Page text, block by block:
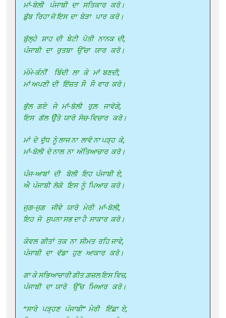
ਮਾਂ-ਬੋਲੀ ਪੰਜਾਬੀ ਦਾ ਸਤਿਕਾਰ ਕਰੋ।
ਡੁੱਬ ਰਿਹਾ ਜੋ ਇਸ ਦਾ ਬੇੜਾ ਪਾਰ ਕਰੋ।
ਬੁੱਲ੍ਹੇ ਸ਼ਾਹ ਦੀ ਬੇਟੀ ਪੋਤੀ ਨਾਨਕ ਦੀ,
ਪੰਜਾਬੀ ਦਾ ਰੁਤਬਾ ਉੱਚਾ ਯਾਰ ਕਰੋ।
ਮੰਮੇ-ਕੰਨੀਂ ਬਿੰਦੀ ਲਾ ਕੇ ਮਾਂ ਬਣਦੀ,
ਮਾਂ ਅਪਣੀ ਦੀ ਇੱਜ਼ਤ ਸੌ ਸੌ ਵਾਰ ਕਰੋ।
ਭੁੱਲ ਗਏ ਜੇ ਮਾਂ-ਬੋਲੀ ਰੁਲ਼ ਜਾਵੋਗੇ,
ਇਸ ਗੱਲ ਉੁੱਤੇ ਯਾਰੋ ਸੋਚ-ਵਿਚਾਰ ਕਰੋ।
ਮਾਂ ਦੇ ਦੁੱਧ ਨੂੰ ਲਾਜ ਨਾ ਲਾਵੋ ਨਾ ਪੜ੍ਹ ਕੇ,
ਮਾਂ-ਬੋਲੀ ਦੇ ਨਾਲ ਨਾ ਅੱਤਿਆਚਾਰ ਕਰੋ।
ਪੰਜ-ਆਬਾਂ ਦੀ ਬੋਲੀ ਇਹ ਪੰਜਾਬੀ ਏ,
ਐ ਪੰਜਾਬੀ ਲੋਕੋ ਇਸ ਨੂੰ ਪਿਆਰ ਕਰੋ।
ਜੁਗ-ਜੁਗ ਜੀਵੇ ਯਾਰੋ ਮੇਰੀ ਮਾਂ-ਬੋਲੀ,
ਇਹ ਜੋ ਸੁਪਨਾ ਸਭ ਦਾ ਹੈ ਸਾਕਾਰ ਕਰੋ।
ਕੇਵਲ ਗੀਤਾਂ ਤਕ ਨਾ ਸੀਮਤ ਰਹਿ ਜਾਵੇ,
ਪੰਜਾਬੀ ਦਾ ਵੱਡਾ ਹੁਣ ਆਕਾਰ ਕਰੋ।
ਗਾ ਕੇ ਸਭਿਆਚਾਰੀ ਗੀਤ ਗ਼ਜ਼ਲ ਇਸ ਵਿਚ,
ਪੰਜਾਬੀ ਦਾ ਯਾਰੋ ਉੱਚ ਮਿਆਰ ਕਰੋ।
“ਸਾਰੇ ਪੜ੍ਹਣ ਪੰਜਾਬੀ” ਮੇਰੀ ਇੱਛਾ ਏ,